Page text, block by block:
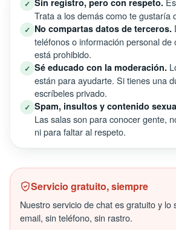
✓ Sin registro, pero con respeto.
Trata a los demás como te gustaría
✓ No compartas datos de terceros.
teléfonos o información personal
está prohibido.
✓ Sé educado con la moderación.
están para ayudarte. Si tienes una
escríbeles privado.
✓ Spam, insultos y contenido
Las salas son para conocer gente,
ni para faltar al respeto.
Servicio gratuito, siempre
Nuestro servicio de chat es gratuito y lo
email, sin teléfono, sin rastro.